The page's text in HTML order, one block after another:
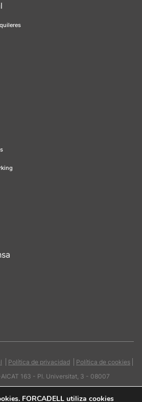
Política de privacidad
Política de cookies
AICAT 163 - Pl. Universitat, 3 - 08007
. FORCADELL utiliza cookies